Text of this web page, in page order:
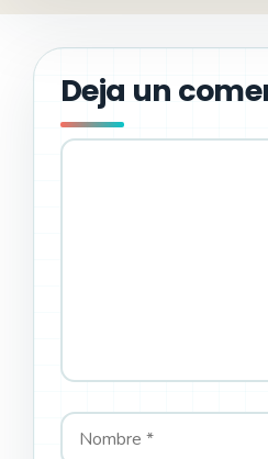
Deja un
Comentario
Nombre
Correo
Web